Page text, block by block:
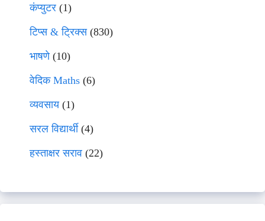
कंप्युटर (1)
टिप्स & ट्रिक्स(830)
भाषणे(10)
वेदिक Maths (6)
व्यवसाय(1)
सरल विद्यार्थी(4)
हस्ताक्षर सराव (22)